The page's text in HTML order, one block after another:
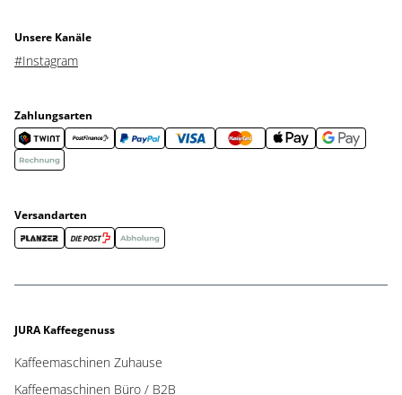
Unsere Kanäle
#Instagram
Zahlungsarten
Versandarten
JURA Kaffeegenuss
Kaffeemaschinen Zuhause
Kaffeemaschinen Büro / B2B